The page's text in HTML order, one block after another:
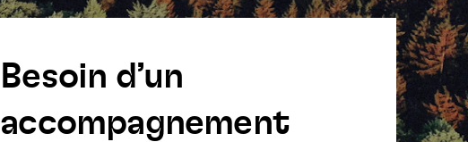
Besoin d’un
accompagnement